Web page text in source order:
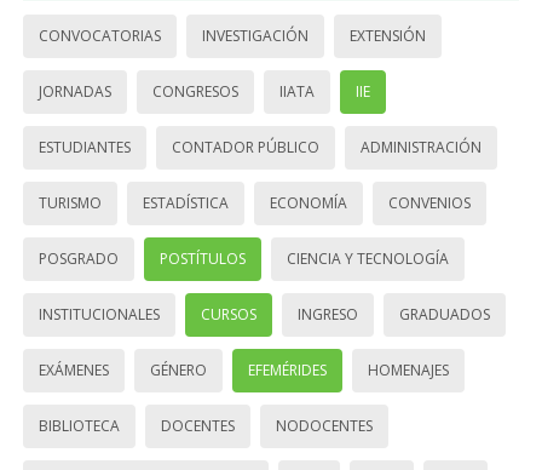
CONVOCATORIAS INVESTIGACIÓN EXTENSIÓN
JORNADAS CONGRESOS IIATA IIE
ESTUDIANTES CONTADOR PÚBLICO ADMINISTRACIÓN
TURISMO ESTADÍSTICA ECONOMÍA CONVENIOS
POSGRADO POSTÍTULOS CIENCIA Y TECNOLOGÍA
INSTITUCIONALES CURSOS INGRESO GRADUADOS
EXÁMENES GÉNERO EFEMÉRIDES HOMENAJES
BIBLIOTECA DOCENTES NODOCENTES